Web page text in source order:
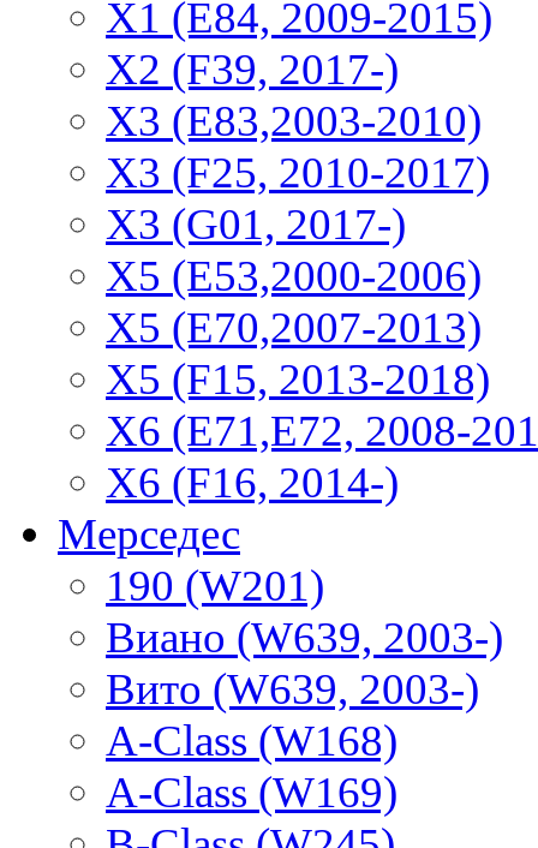
X1 (E84, 2009-2015)
Х2 (F39, 2017-)
X3 (E83,2003-2010)
X3 (F25, 2010-2017)
X3 (G01, 2017-)
X5 (E53,2000-2006)
X5 (E70,2007-2013)
X5 (F15, 2013-2018)
X6 (E71,E72, 2008-
X6 (F16, 2014-)
Мерседес
190 (W201)
Виано (W639, 2003-)
Вито (W639, 2003-)
A-Class (W168)
A-Class (W169)